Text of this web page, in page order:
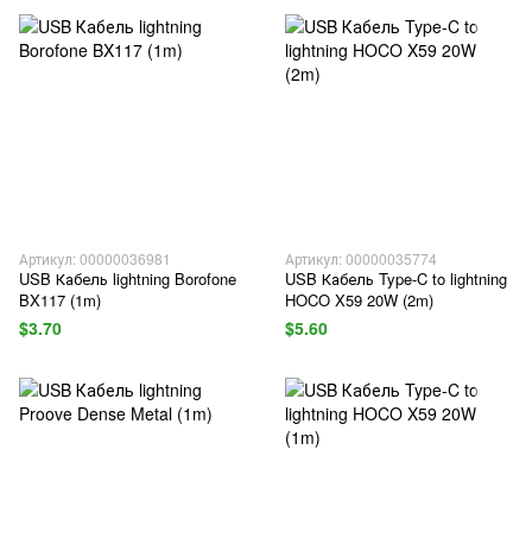
Артикул: 00000036981
USB Кабель lightning Borofone
BX117 (1m)
$3.70
Артикул: 00000035774
USB Кабель Type-C to lightning
HOCO X59 20W (2m)
$5.60